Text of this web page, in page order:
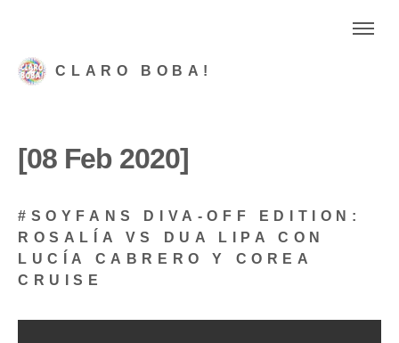
CLARO BOBA!
[08 Feb 2020]
#SOYFANS DIVA-OFF EDITION:
ROSALÍA VS DUA LIPA CON
LUCÍA CABRERO Y COREA
CRUISE